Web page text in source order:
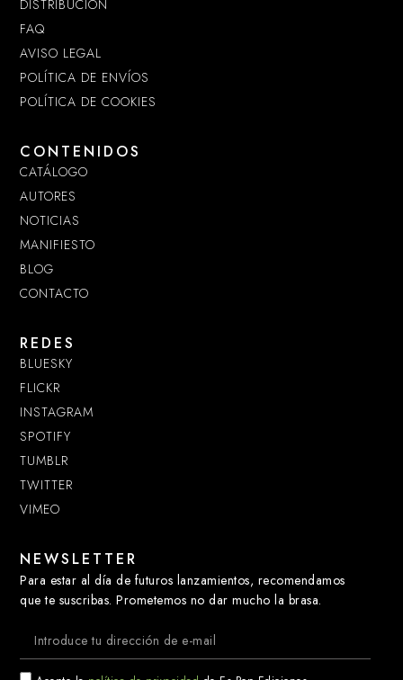
DISTRIBUCIÓN
FAQ
AVISO LEGAL
POLÍTICA DE ENVÍOS
POLÍTICA DE COOKIES
CONTENIDOS
CATÁLOGO
AUTORES
NOTICIAS
MANIFIESTO
BLOG
CONTACTO
REDES
BLUESKY
FLICKR
INSTAGRAM
SPOTIFY
TUMBLR
TWITTER
VIMEO
NEWSLETTER
Para estar al día de futuros lanzamientos, recomendamos
que te suscribas. Prometemos no dar mucho la brasa.